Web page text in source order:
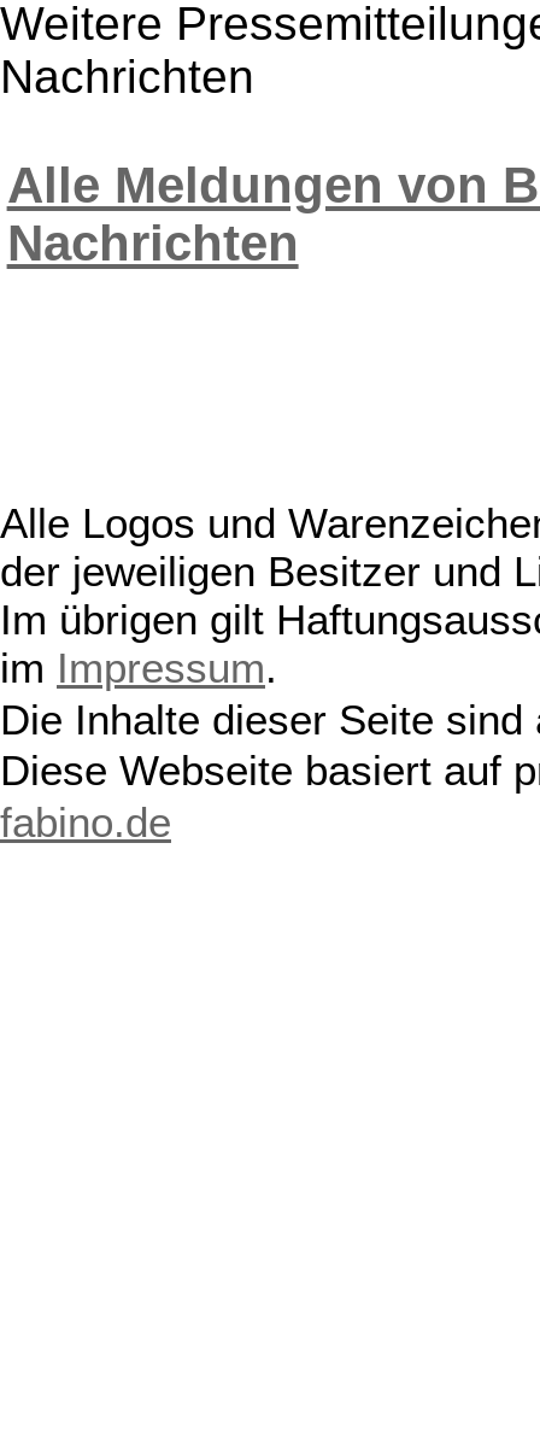
Weitere
Nachrichten
Alle Meldungen von
Nachrichten
Alle Logos und
der jeweiligen Besitzer und
Im übrigen gilt
im Impressum.
Die Inhalte dieser Seite
Diese Webseite basiert auf
fabino.de